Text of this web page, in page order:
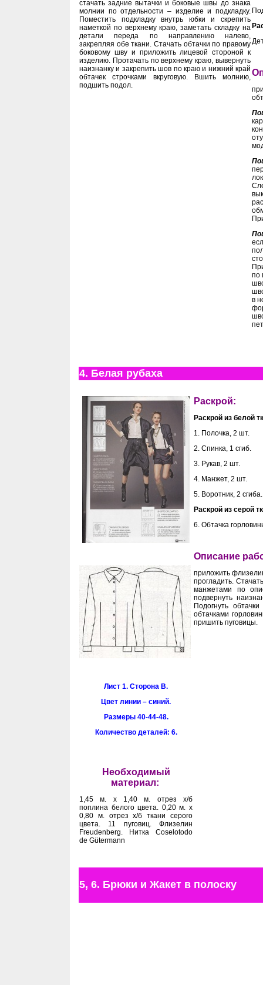
стачать задние вытачки и боковые швы до знака
молнии по отдельности – изделие и подкладку.
Поместить подкладку внутрь юбки и скрепить
наметкой по верхнему краю, заметать складку на
детали переда по направлению налево,
закрепляя обе ткани. Стачать обтачки по правому
боковому шву и приложить лицевой стороной к
изделию. Протачать по верхнему краю, вывернуть
наизнанку и закрепить шов по краю и нижний край
обтачек строчками вкруговую. Вшить молнию,
подшить подол.
по
в
4. Белая рубаха
Лист 1. Сторона В.
Цвет линии – синий.
Размеры 40-44-48.
Количество деталей: 6.
Необходимый
материал:
1,45 м. х 1,40 м. отрез х/б
поплина белого цвета. 0,20 м. х
0,80 м. отрез х/б ткани серого
цвета. 11 пуговиц. Флизелин
Freudenberg. Нитка Coselotodo
de Gütermann
Раскрой:
Раскрой из белой
1. Полочка, 2 шт.
2. Спинка, 1 сгиб.
3. Рукав, 2 шт.
4. Манжет, 2 шт.
5. Воротник, 2 сгиба.
Раскрой из серой
6. Обтачка
Описание
приложить
прогладить.
манжетами по
подвернуть
Подогнуть
обтачками
пришить пуговицы.
5, 6. Брюки и Жакет в полоску